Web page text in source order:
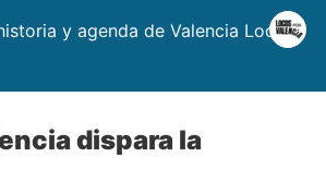
y agenda de Valencia Locos
dispara la